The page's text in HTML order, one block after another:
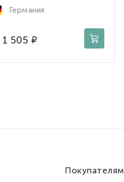
Германия
1 505
Покупателям